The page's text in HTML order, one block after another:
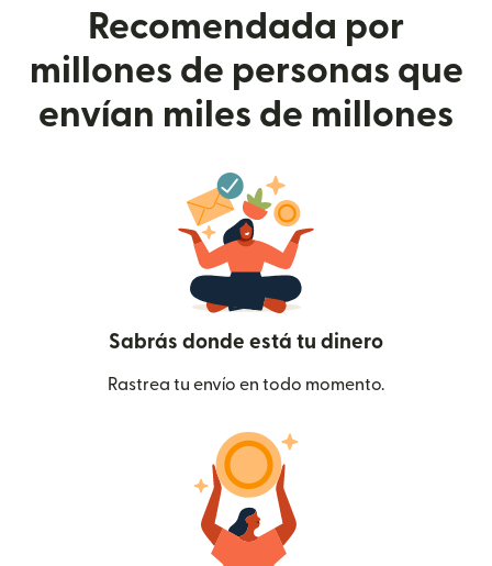
Recomendada por
millones de personas que
envían miles de millones
Sabrás donde está tu dinero
Rastrea tu envío en todo momento.